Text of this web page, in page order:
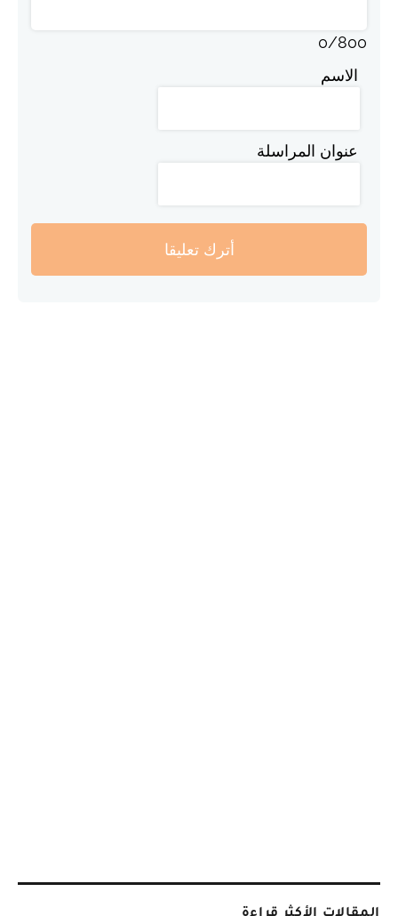
0/800
الاسم
عنوان المراسلة
أترك تعليقا
المقالات الأكثر قراءة